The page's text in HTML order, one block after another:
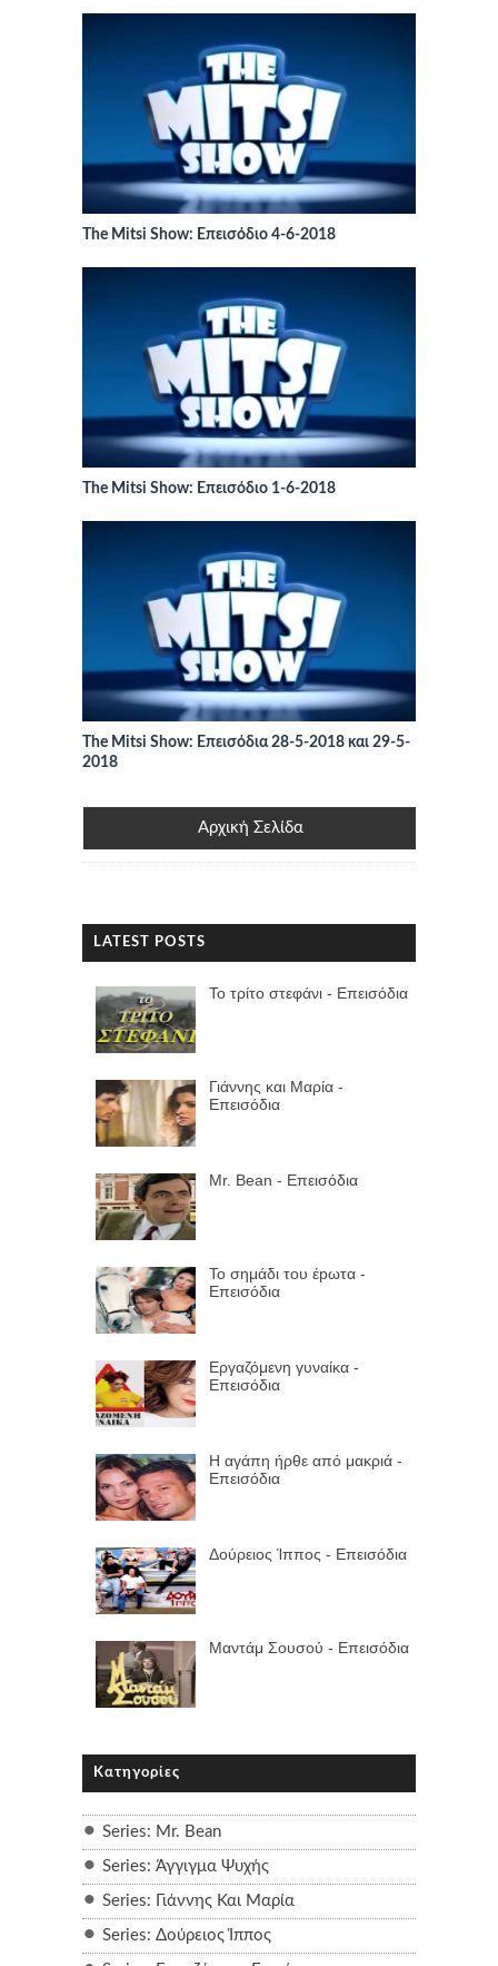
The Mitsi Show: Επεισόδιο 4-6-2018
The Mitsi Show: Επεισόδιο 1-6-2018
The Mitsi Show: Επεισόδια 28-5-2018 και 29-5-
2018
Αρχική Σελίδα
LATEST POSTS
Το τρίτο στεφάνι - Επεισόδια
Γιάννης και Μαρία -
Επεισόδια
Mr. Bean - Επεισόδια
Το σημάδι του έpωτα -
Επεισόδια
Εργαζόμενη γυναίκα -
Επεισόδια
Η αγάπη ήρθε από μακριά -
Επεισόδια
Δούρειος Ίππος - Επεισόδια
Μαντάμ Σουσού - Επεισόδια
Κατηγορίες
Series: Mr. Bean
Series: Άγγιγμα Ψυχής
Series: Γιάννης Και Μαρία
Series: Δούρειος Ίππος